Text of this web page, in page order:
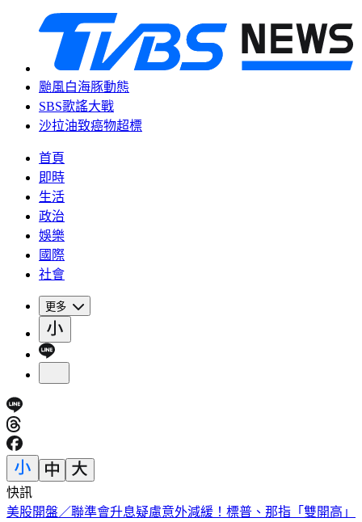
颱風白海豚動態
SBS歌謠大戰
沙拉油致癌物超標
首頁
即時
生活
政治
娛樂
國際
社會
更多
快訊
剛接手2天閃辭董座！宏碁發重訊曝：發現兆基屋管內部管理